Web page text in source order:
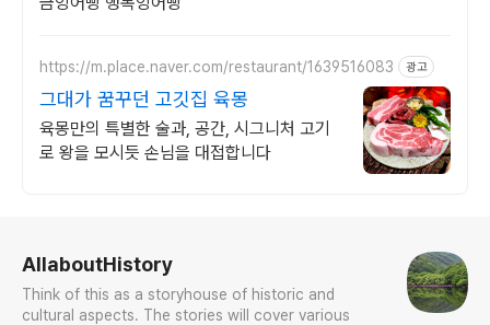
https://m.place.naver.com/restaurant/1639516083 광고
그대가 꿈꾸던 고깃집 육몽
육몽만의 특별한 술과, 공간, 시그니처 고기
로 왕을 모시듯 손님을 대접합니다
AllaboutHistory
Think of this as a storyhouse of historic and
cultural aspects. The stories will cover various